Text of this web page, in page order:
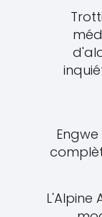
L'Alpine